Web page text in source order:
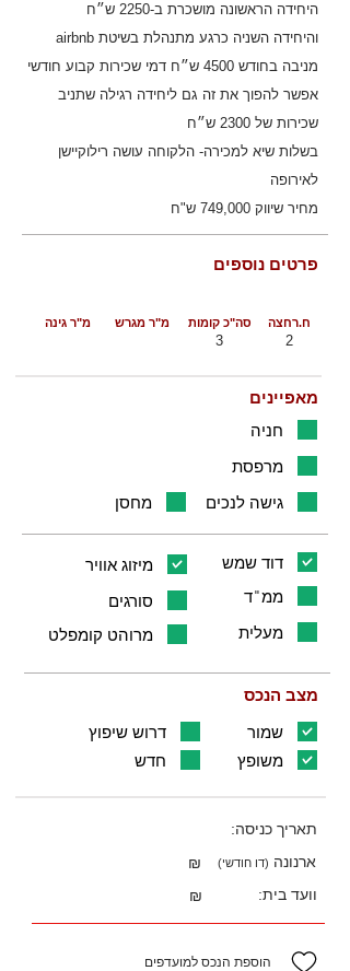
היחידה הראשונה מושכרת ב-2250 ש״ח
והיחידה השניה כרגע מתנהלת בשיטת airbnb
מניבה בחודש 4500 ש״ח דמי שכירות קבוע חודשי
אפשר להפוך את זה גם ליחידה רגילה שתניב
שכירות של 2300 ש״ח
בשלות שיא למכירה- הלקוחה עושה רילוקיישן
לאירופה
מחיר שיווק 749,000 ש"ח
פרטים נוספים
סה"כ קומות מ"ר גינה מ"ר מגרש ח.רחצה
3 2
מאפיינים
חניה
מרפסת
מחסן
גישה לנכים
מיזוג אוויר
דוד שמש
סורגים
ממ"ד
מרוהט קומפלט
מעלית
מצב הנכס
דרוש שיפוץ
שמור
חדש
משופץ
תאריך כניסה:
₪
ארנונה (דו חודשי)
₪ וועד בית:
הוספת הנכס למועדפים